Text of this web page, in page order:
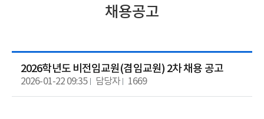
채용공고
2026학년도 비전임교원(겸임교원) 2차 채용 공고
2026-01-22 09:35 담당자 1669